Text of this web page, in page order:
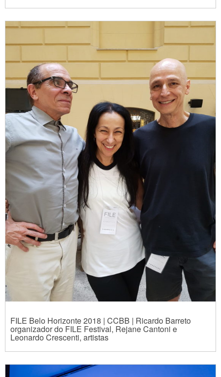
FILE Belo Horizonte 2018 | CCBB | Ricardo Barreto
organizador do FILE Festival, Rejane Cantoni e
Leonardo Crescenti, artistas